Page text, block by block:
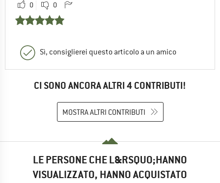
0 0
Sì, consiglierei questo articolo a un amico
CI SONO ANCORA ALTRI 4 CONTRIBUTI!
MOSTRA ALTRI CONTRIBUTI
LE PERSONE CHE L&RSQUO;HANNO
VISUALIZZATO, HANNO ACQUISTATO